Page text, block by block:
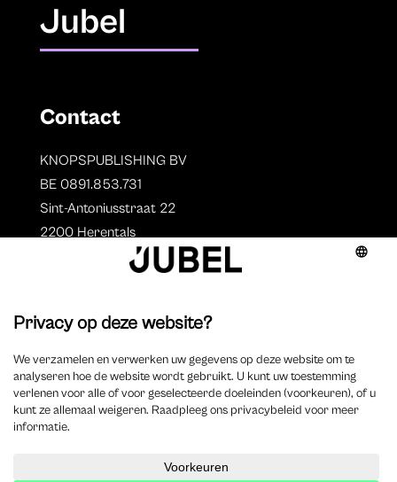
Jubel
Contact
KNOPSPUBLISHING BV
BE 0891.853.731
Sint-Antoniusstraat 22
2200 Herentals
Auteurs
Overzicht auteurs
Auteur worden?